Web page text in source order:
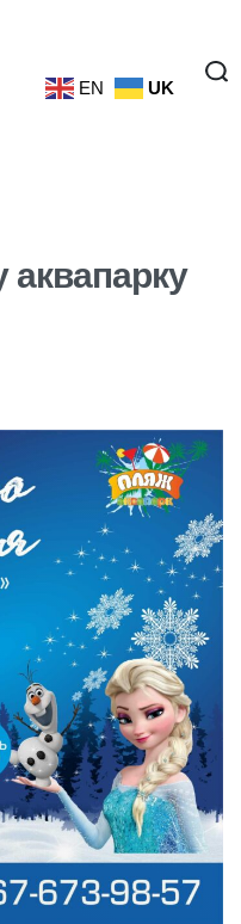
EN UK